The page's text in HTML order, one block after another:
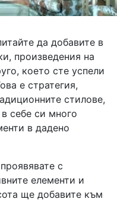
да добавите в
произведения на
което сте успели
е стратегия,
стилове,
себе си много
в дадено
с
елементи и
ще добавите към